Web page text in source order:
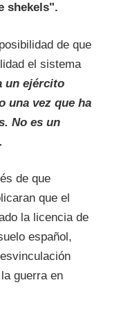
shekels".
de que
el sistema
un ejército
una vez que ha
No es un
de que
que el
la licencia de
español,
guerra en